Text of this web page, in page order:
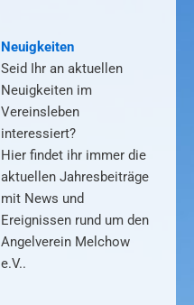
Neuigkeiten
Seid Ihr an aktuellen
Neuigkeiten im
Vereinsleben
interessiert?
Hier findet ihr immer die
aktuellen Jahresbeiträge
mit News und
Ereignissen rund um den
Angelverein Melchow
e.V..